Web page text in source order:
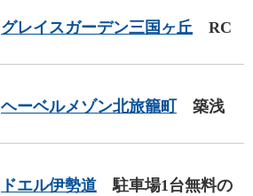
グレイスガーデン三国ヶ丘
RC
ヘーベルメゾン北旅籠町
築浅
ドエル伊勢道
駐車場1台無料の